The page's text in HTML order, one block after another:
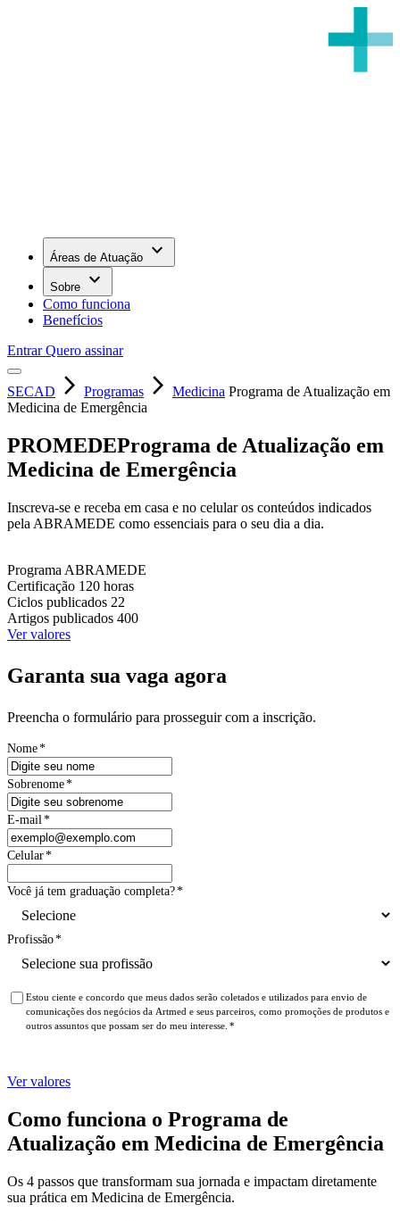
Áreas de Atuação keyboard_arrow_down
Sobre keyboard_arrow_down
Como funciona
Benefícios
EntrarQuero assinar
SECAD arrow_forward_ios Programas arrow_forward_ios Medicina Programa de Atualização em
Medicina de Emergência
PROMEDEPrograma de Atualização em
Medicina de Emergência
Inscreva-se e receba em casa e no celular os conteúdos indicados
pela ABRAMEDE como essenciais para o seu dia a dia.
Programa ABRAMEDE
Certificação 120 horas
Ciclos publicados 22
Artigos publicados 400
Ver valores
Garanta sua vaga agora
Preencha o formulário para prosseguir com a inscrição.
Nome*
Sobrenome*
E-mail *
Celular*
Você já tem graduação completa?*
Profissão*
Estou ciente e concordo que meus dados serão coletados e utilizados para envio de
comunicações dos negócios da Artmed e seus parceiros, como promoções de produtos e
outros assuntos que possam ser do meu interesse. *
Ver valores
Como funciona o Programa de
Atualização em Medicina de Emergência
Os 4 passos que transformam sua jornada e impactam diretamente
sua prática em Medicina de Emergência.